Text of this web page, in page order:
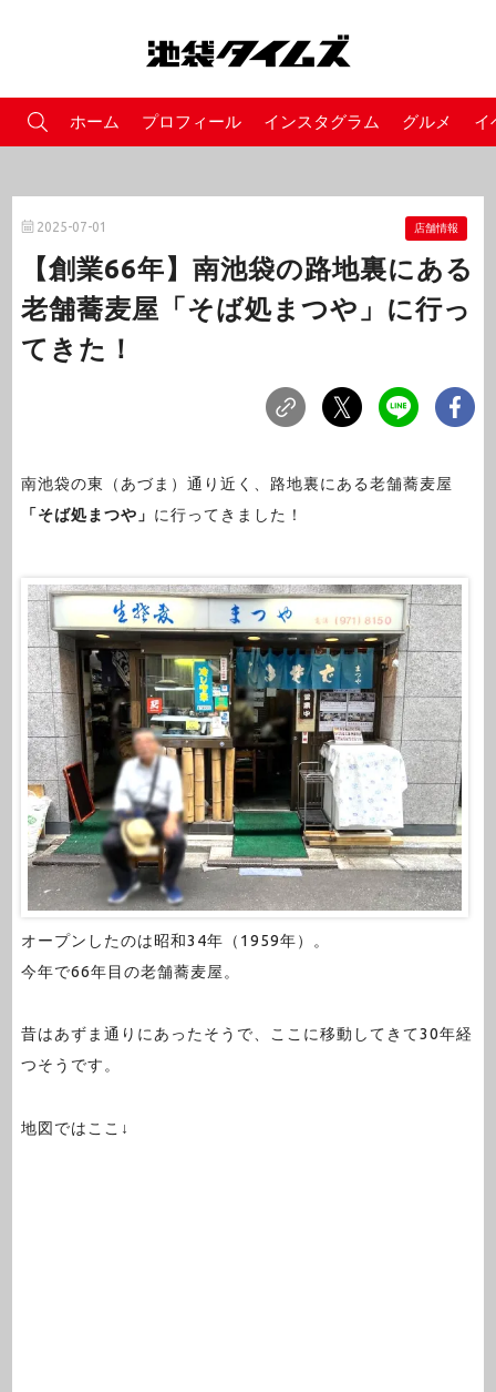
ホーム プロフィール インスタグラム グルメ イ
2025-07-01 店舗情報
【創業66年】南池袋の路地裏にある
老舗蕎麦屋「そば処まつや」に行っ
てきた！
南池袋の東（あづま）通り近く、路地裏にある老舗蕎麦屋
「そば処まつや」 に行ってきました！
オープンしたのは昭和34年（1959年）。
今年で66年目の老舗蕎麦屋。
昔はあずま通りにあったそうで、ここに移動してきて30年経
つそうです。
地図ではここ↓